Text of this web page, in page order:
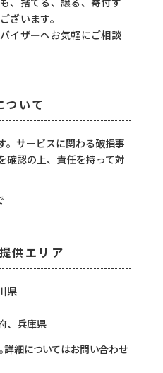
ざいます。
イザーへお気軽にご相談
ついて
。サービスに関わる破損事
確認の上、責任を持って対
供エリア
県
、兵庫県
詳細についてはお問い合わせ